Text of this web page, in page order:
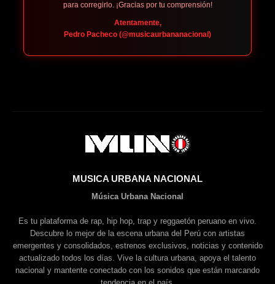
para corregirlo. ¡Gracias por tu comprensión!
Atentamente,
Pedro Pacheco (@musicaurbananacional)
MUSICA URBANA NACIONAL
Música Urbana Nacional
Es tu plataforma de rap, hip hop, trap y reggaetón peruano en vivo.
Descubre lo mejor de la escena urbana del Perú con artistas
emergentes y consolidados, estrenos exclusivos, noticias y contenido
actualizado todos los días. Vive la cultura urbana, apoya el talento
nacional y mantente conectado con los sonidos que están marcando